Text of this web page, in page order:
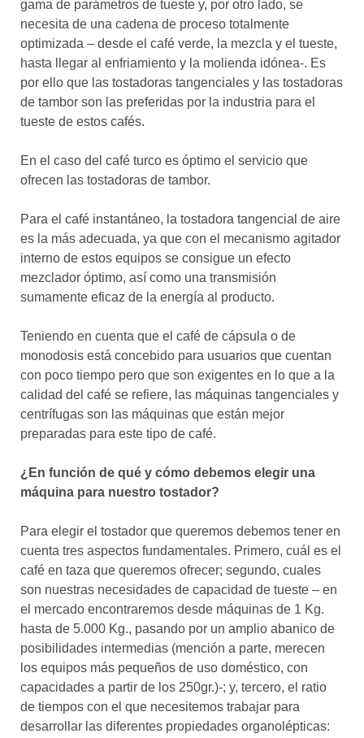
gama de parámetros de tueste y, por otro lado, se
necesita de una cadena de proceso totalmente
optimizada – desde el café verde, la mezcla y el tueste,
hasta llegar al enfriamiento y la molienda idónea-. Es
por ello que las tostadoras tangenciales y las tostadoras
de tambor son las preferidas por la industria para el
tueste de estos cafés.
En el caso del café turco es óptimo el servicio que
ofrecen las tostadoras de tambor.
Para el café instantáneo, la tostadora tangencial de aire
es la más adecuada, ya que con el mecanismo agitador
interno de estos equipos se consigue un efecto
mezclador óptimo, así como una transmisión
sumamente eficaz de la energía al producto.
Teniendo en cuenta que el café de cápsula o de
monodosis está concebido para usuarios que cuentan
con poco tiempo pero que son exigentes en lo que a la
calidad del café se refiere, las máquinas tangenciales y
centrífugas son las máquinas que están mejor
preparadas para este tipo de café.
¿En función de qué y cómo debemos elegir una
máquina para nuestro tostador?
Para elegir el tostador que queremos debemos tener en
cuenta tres aspectos fundamentales. Primero, cuál es el
café en taza que queremos ofrecer; segundo, cuales
son nuestras necesidades de capacidad de tueste – en
el mercado encontraremos desde máquinas de 1 Kg.
hasta de 5.000 Kg., pasando por un amplio abanico de
posibilidades intermedias (mención a parte, merecen
los equipos más pequeños de uso doméstico, con
capacidades a partir de los 250gr.)-; y, tercero, el ratio
de tiempos con el que necesitemos trabajar para
desarrollar las diferentes propiedades organolépticas: